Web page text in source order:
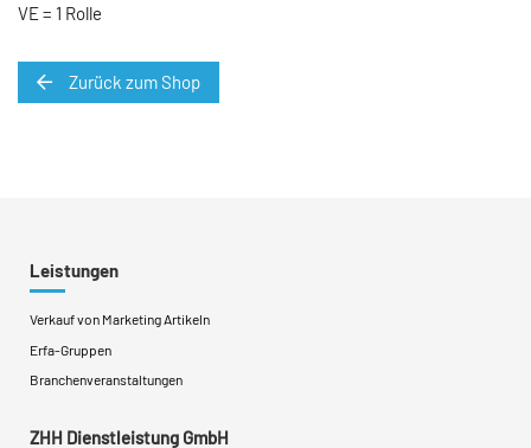
VE = 1 Rolle
Zurück zum Shop
Leistungen
Verkauf von Marketing Artikeln
Erfa-Gruppen
Branchenveranstaltungen
ZHH Dienstleistung GmbH